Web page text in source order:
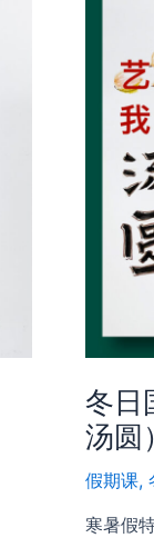
冬日
汤圆）
假期课,
寒暑假